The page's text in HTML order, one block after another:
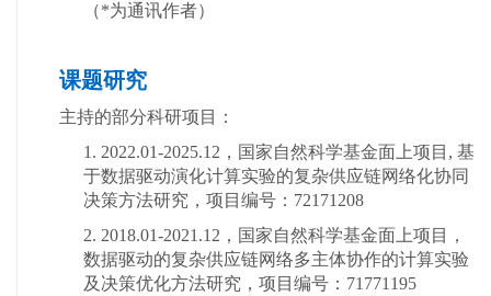
（*为通讯作者）
课题研究
主持的部分科研项目：
1. 2022.01-2025.12 ， 国家自然科学基金面上项目, 基
于数据驱动演化计算实验的复杂供应链网络化协同
决策方法研究，项目编号：72171208
2. 2018.01-2021.12 ， 国家自然科学基金面上项目，
数据驱动的复杂供应链网络多主体协作的计算实验
及决策优化方法研究，项目编号：71771195